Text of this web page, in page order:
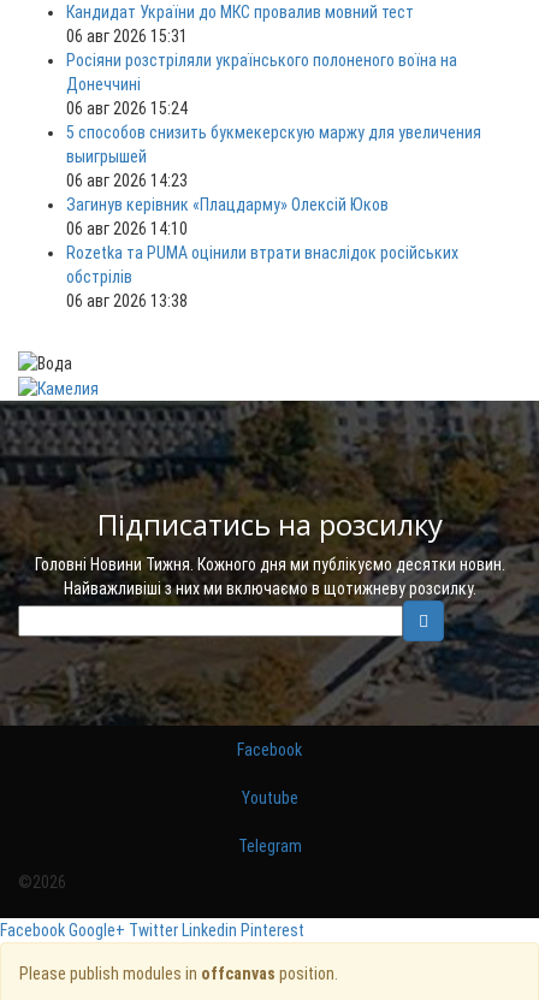
Кандидат України до МКС провалив мовний тест
06 авг 2026 15:31
Росіяни розстріляли українського полоненого воїна на
Донеччині
06 авг 2026 15:24
5 способов снизить букмекерскую маржу для увеличения
выигрышей
06 авг 2026 14:23
Загинув керівник «Плацдарму» Олексій Юков
06 авг 2026 14:10
Rozetka та PUMA оцінили втрати внаслідок російських
обстрілів
06 авг 2026 13:38
Підписатись на розсилку
Головні Новини Тижня. Кожного дня ми публікуємо десятки новин.
Найважливіші з них ми включаємо в щотижневу розсилку.
Facebook
Youtube
Telegram
©2026
FacebookGoogle+ Twitter Linkedin Pinterest
Please publish modules in offcanvas position.